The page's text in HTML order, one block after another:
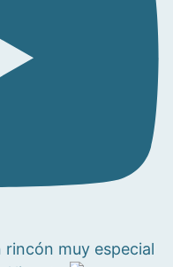
rincón muy especial